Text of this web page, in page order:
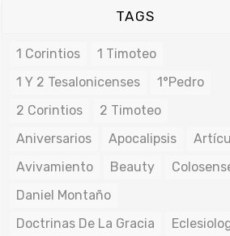
TAGS
1 Corintios
1 Timoteo
1 Y 2 Tesalonicenses
1°Pedro
2 Corintios
2 Timoteo
Aniversarios
Apocalipsis
Avivamiento
Beauty
Daniel Montaño
Doctrinas De La Gracia